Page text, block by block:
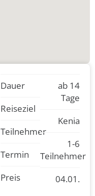
Dauer
Reiseziel
Teilnehmer
Termin
Preis
ab 14
Tage
Kenia
1-6
Teilnehmer
04.01.